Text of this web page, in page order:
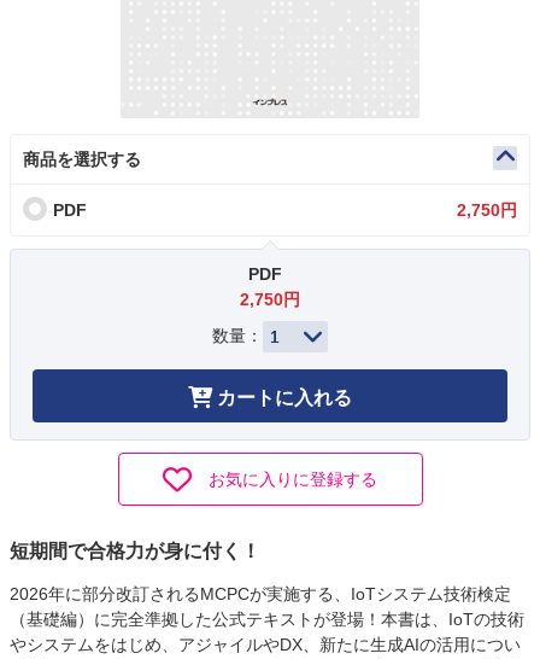
商品を選択する
PDF 2,750円
PDF
2,750円
数量：
カートに入れる
お気に入りに登録する
短期間で合格力が身に付く！
2026年に部分改訂されるMCPCが実施する、IoTシステム技術検定
（基礎編）に完全準拠した公式テキストが登場！本書は、IoTの技術
やシステムをはじめ、アジャイルやDX、新たに生成AIの活用につい